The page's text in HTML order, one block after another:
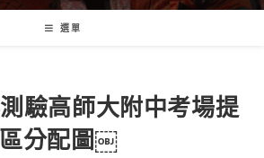
選單
驗高師大附中考場提
分配圖￼